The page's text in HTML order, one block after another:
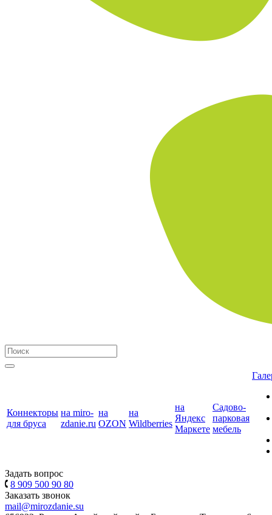
Коннекторы
для бруса
на miro-
zdanie.ru
на
OZON
на
Wildberries
на
Яндекс
Маркете
Садово-
парковая
мебель
Задать вопрос
8 909 500 90 80
Заказать звонок
mail@mirozdanie.su